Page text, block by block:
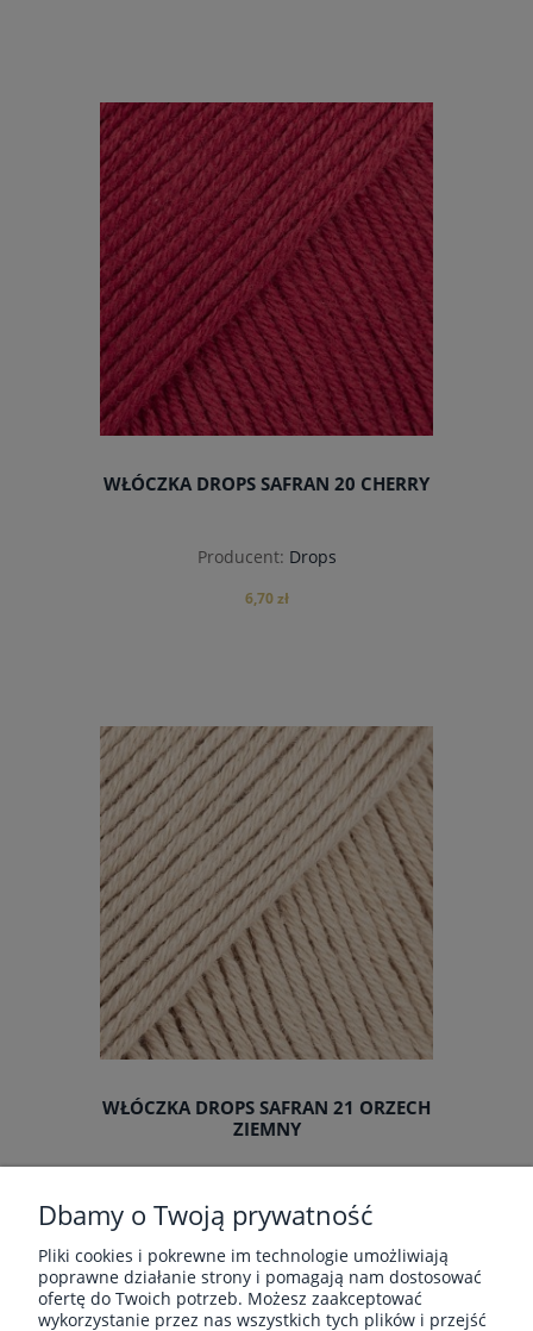
do koszyka
WŁÓCZKA DROPS SAFRAN 20 CHERRY
Producent: Drops
6,70 zł
do koszyka
WŁÓCZKA DROPS SAFRAN 21 ORZECH
ZIEMNY
6,70 zł
« 1 2 3 »
Dbamy o Twoją prywatność
Pliki cookies i pokrewne im technologie umożliwiają
poprawne działanie strony i pomagają nam dostosować
ofertę do Twoich potrzeb. Możesz zaakceptować
wykorzystanie przez nas wszystkich tych plików i przejść